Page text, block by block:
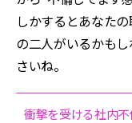
しかするとあなた
の二人がいるかも
さいね。
衝撃を受ける社内